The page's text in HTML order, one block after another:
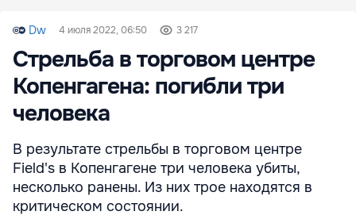
Dw 4 июля 2022, 06:50 3 217
Стрельба в торговом центре
Копенгагена: погибли три
человека
В результате стрельбы в торговом центре
Field's в Копенгагене три человека убиты,
несколько ранены. Из них трое находятся в
критическом состоянии.